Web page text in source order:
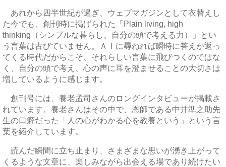
あれから四半世紀が過ぎ、ウェブマガジンとして衣替えし
た今でも、創刊時に掲げられた「Plain living, high
thinking（シンプルな暮らし、自分の頭で考える力）」とい
う言葉は古びていません。ＡＩに尋ねれば瞬時に答えが返っ
てくる時代だからこそ、それらしい言葉に飛びつくのではな
く、自分の頭で考え、心の声に耳を澄ませることの大切さは
増しているように感じます。
創刊号には、養老孟司さんのロングインタビューが掲載さ
れています。養老さんはその中で、恩師である中井準之助先
生の口癖だった「人の心がわかる心を教養という」という言
葉を紹介しています。
読んだ瞬間に立ち止まり、さまざまな思いが湧き上がって
くるような文章に、楽しみながら出会える場であり続けたい